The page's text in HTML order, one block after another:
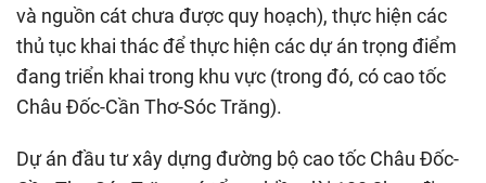
và nguồn cát chưa được quy hoạch), thực hiện các
thủ tục khai thác để thực hiện các dự án trọng điểm
đang triển khai trong khu vực (trong đó, có cao tốc
Châu Đốc-Cần Thơ-Sóc Trăng).
Dự án đầu tư xây dựng đường bộ cao tốc Châu Đốc-